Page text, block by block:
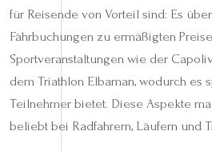
für Reisende von Vorteil sind: Es
Fährbuchungen zu ermäßigten
Sportveranstaltungen wie der
dem Triathlon Elbaman, wodurch es
Teilnehmer bietet. Diese Aspekte
beliebt bei Radfahrern, Läufern und